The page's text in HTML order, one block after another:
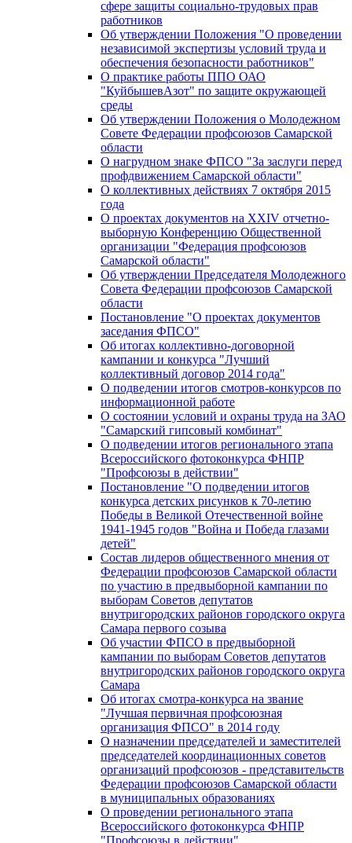
сфере защиты социально-трудовых прав
работников
Об утверждении Положения "О проведении
независимой экспертизы условий труда и
обеспечения безопасности работников"
О практике работы ППО ОАО
"КуйбышевАзот" по защите окружающей
среды
Об утверждении Положения о Молодежном
Совете Федерации профсоюзов Самарской
области
О нагрудном знаке ФПСО "За заслуги перед
профдвижением Самарской области"
О коллективных действиях 7 октября 2015
года
О проектах документов на XXIV отчетно-
выборную Конференцию Общественной
организации "Федерация профсоюзов
Самарской области"
Об утверждении Председателя Молодежного
Совета Федерации профсоюзов Самарской
области
Постановление "О проектах документов
заседания ФПСО"
Об итогах коллективно-договорной
кампании и конкурса "Лучший
коллективный договор 2014 года"
О подведении итогов смотров-конкурсов по
информационной работе
О состоянии условий и охраны труда на ЗАО
"Самарский гипсовый комбинат"
О подведении итогов регионального этапа
Всероссийского фотоконкурса ФНПР
"Профсоюзы в действии"
Постановление "О подведении итогов
конкурса детских рисунков к 70-летию
Победы в Великой Отечественной войне
1941-1945 годов "Война и Победа глазами
детей"
Состав лидеров общественного мнения от
Федерации профсоюзов Самарской области
по участию в предвыборной кампании по
выборам Советов депутатов
внутригородских районов городского округа
Самара первого созыва
Об участии ФПСО в предвыборной
кампании по выборам Советов депутатов
внутригородских районов городского округа
Самара
Об итогах смотра-конкурса на звание
"Лучшая первичная профсоюзная
организация ФПСО" в 2014 году
О назначении председателей и заместителей
председателей координационных советов
организаций профсоюзов - представительств
Федерации профсоюзов Самарской области
в муниципальных образованиях
О проведении регионального этапа
Всероссийского фотоконкурса ФНПР
"Профсоюзы в действии"